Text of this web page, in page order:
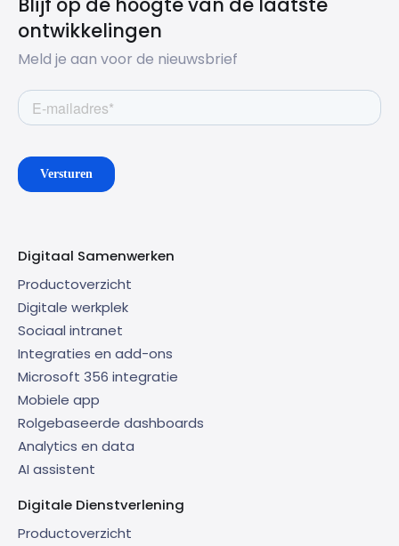
Blijf op de hoogte van de laatste
ontwikkelingen
Meld je aan voor de nieuwsbrief
Digitaal Samenwerken
Productoverzicht
Digitale werkplek
Sociaal intranet
Integraties en add-ons
Microsoft 356 integratie
Mobiele app
Rolgebaseerde dashboards
Analytics en data
AI assistent
Digitale Dienstverlening
Productoverzicht